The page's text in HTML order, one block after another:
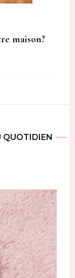
maison?
QUOTIDIEN